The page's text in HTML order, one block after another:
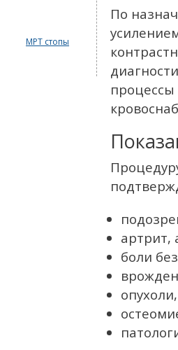
МРТ стопы
По
процессы
артрит,
боли